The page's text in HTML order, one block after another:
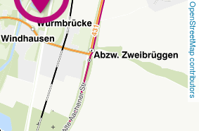
OpenStreetMap contributors